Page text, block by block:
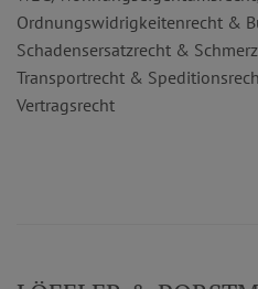
Ordnungswidrigkeitenrecht &
Schadensersatzrecht &
Transportrecht &
Vertragsrecht